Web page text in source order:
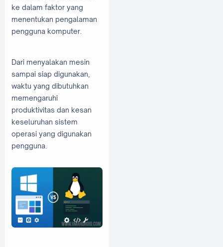
ke dalam faktor yang
menentukan pengalaman
pengguna komputer.
Dari menyalakan mesin
sampai siap digunakan,
waktu yang dibutuhkan
memengaruhi
produktivitas dan kesan
keseluruhan sistem
operasi yang digunakan
pengguna.